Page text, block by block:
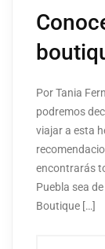
Por Tania
podremos
viajar a esta
encontrarás
Puebla sea
Boutique […]